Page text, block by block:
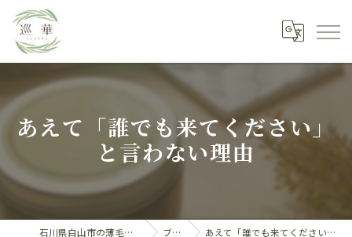
あえて「誰でも来てください」
と言わない理由
石川県白山市の薄毛・抜け毛専門店 ブログ あえて「誰でも来てください」と言わない理由